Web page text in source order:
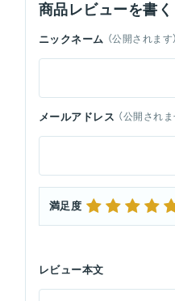
商品レビューを書く
ニックネーム （公開されます）
メールアドレス （公開されま
満足度
レビュー本文